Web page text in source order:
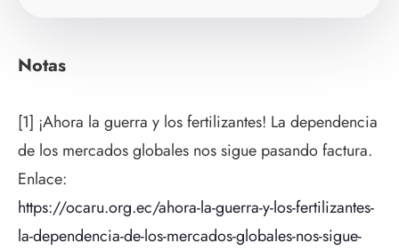
Notas
[1] ¡Ahora la guerra y los fertilizantes! La dependencia
de los mercados globales nos sigue pasando factura.
Enlace:
https://ocaru.org.ec/ahora-la-guerra-y-los-fertilizantes-
la-dependencia-de-los-mercados-globales-nos-sigue-